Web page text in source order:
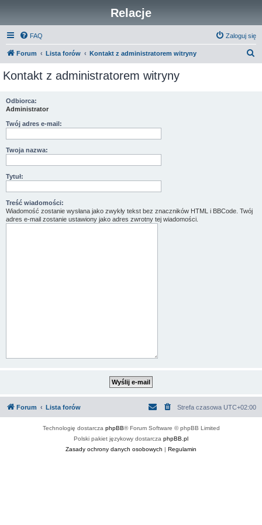
Relacje
FAQ Zaloguj się
Forum Lista forów Kontakt z administratorem witryny
Kontakt z administratorem witryny
Odbiorca:
Administrator
Twój adres e-mail:
Twoja nazwa:
Tytuł:
Treść wiadomości:
Wiadomość zostanie wysłana jako zwykły tekst bez znaczników HTML i BBCode. Twój
adres e-mail zostanie ustawiony jako adres zwrotny tej wiadomości.
Forum Lista forów Strefa czasowa UTC+02:00
Technologię dostarcza phpBB® Forum Software © phpBB Limited
Polski pakiet językowy dostarcza phpBB.pl
Zasady ochrony danych osobowych | Regulamin